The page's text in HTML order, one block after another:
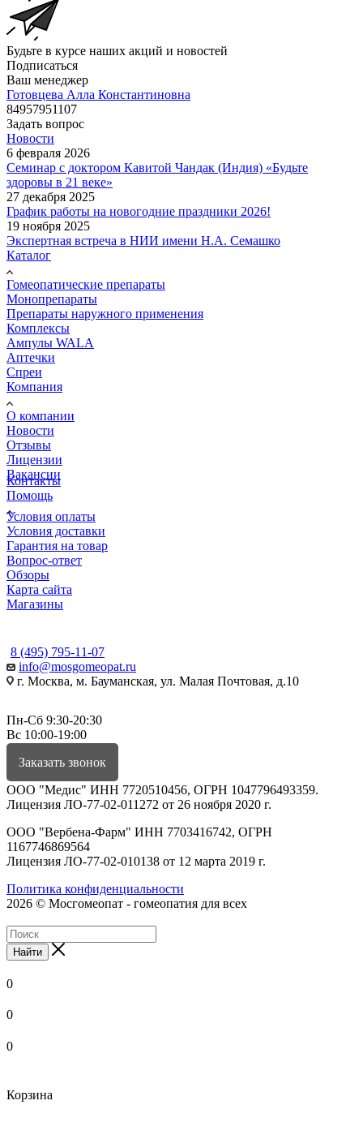
Будьте в курсе наших акций и новостей
Подписаться
Ваш менеджер
Готовцева Алла Константиновна
84957951107
Задать вопрос
Новости
6 февраля 2026
Семинар с доктором Кавитой Чандак (Индия) «Будьте
здоровы в 21 веке»
27 декабря 2025
График работы на новогодние праздники 2026!
19 ноября 2025
Экспертная встреча в НИИ имени Н.А. Семашко
Каталог
Гомеопатические препараты
Монопрепараты
Препараты наружного применения
Комплексы
Ампулы WALA
Аптечки
Спреи
Компания
О компании
Новости
Отзывы
Лицензии
Вакансии
Контакты
Помощь
Условия оплаты
Условия доставки
Гарантия на товар
Вопрос-ответ
Обзоры
Карта сайта
Магазины
8 (495) 795-11-07
info@mosgomeopat.ru
г. Москва, м. Бауманская, ул. Малая Почтовая, д.10
Пн-Сб 9:30-20:30
Вс 10:00-19:00
Заказать звонок
ООО "Медис" ИНН 7720510456, ОГРН 1047796493359.
Лицензия ЛО-77-02-011272 от 26 ноября 2020 г.
ООО "Вербена-Фарм" ИНН 7703416742, ОГРН
1167746869564
Лицензия ЛО-77-02-010138 от 12 марта 2019 г.
Политика конфиденциальности
2026 © Мосгомеопат - гомеопатия для всех
Найти
0
0
0
Корзина